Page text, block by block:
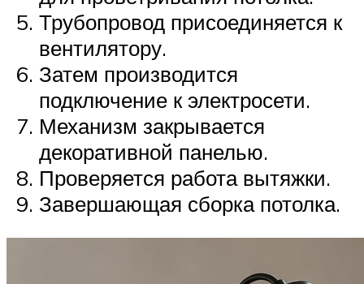
Трубопровод присоединяется к
вентилятору.
Затем производится
подключение к электросети.
Механизм закрывается
декоративной панелью.
Проверяется работа вытяжки.
Завершающая сборка потолка.